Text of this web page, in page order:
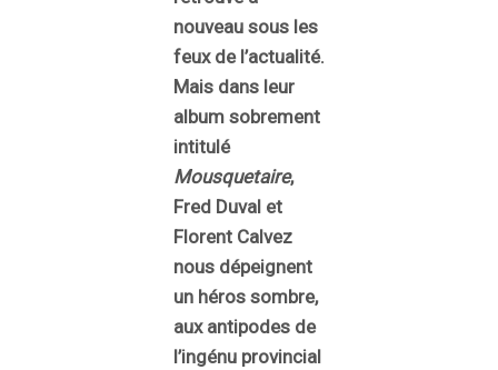
nouveau sous les
feux de l’actualité.
Mais dans leur
album sobrement
intitulé
Mousquetaire,
Fred Duval et
Florent Calvez
nous dépeignent
un héros sombre,
aux antipodes de
l’ingénu provincial